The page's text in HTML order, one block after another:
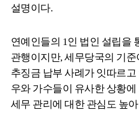
설명이다.
연예인들의 1인 법인 설립을
관행이지만, 세무당국의 기
추징금 납부 사례가 잇따르
우와 가수들이 유사한 상황
세무 관리에 대한 관심도 높